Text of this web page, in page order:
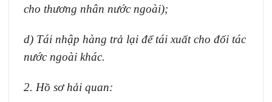
cho thương nhân nước ngoài);
d) Tái nhập hàng trả lại để tái xuất cho đối tác
nước ngoài khác.
2. Hồ sơ hải quan: